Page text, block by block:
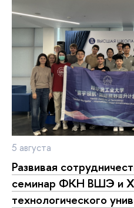
5 августа
Развивая
семинар ФКН ВШЭ и
технологического